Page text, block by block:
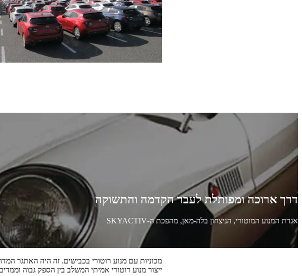
דרך ארוכה ומפותלת לעבר הקדמה והתשוקה
אגדת המנוע המוטורי, הניצחון בלה-מאן, מהפכת ה-SKYACTIV
אגדת המנוע הרוטורי: לעשות את הבלתי אפשרי
מכוניות עם מנוע רוטורי בכבישים. זה היה האתגר
ייצור מנוע רוטורי אמיתי המשלב בין הספק גבוה